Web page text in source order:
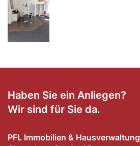
Haben Sie ein Anliegen?
Wir sind für Sie da.
PFL Immobilien & Hausverwaltung